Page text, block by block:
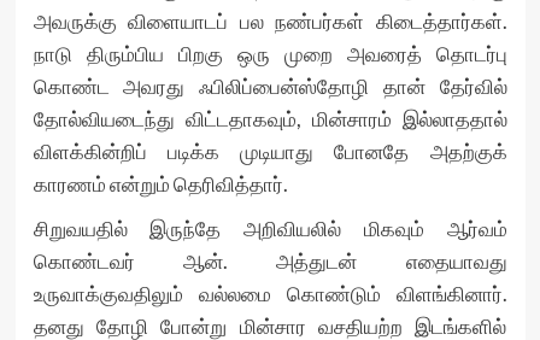
அவருக்கு விளையாடப் பல நண்பர்கள் கிடைத்தார்கள்.
நாடு திரும்பிய பிறகு ஒரு முறை அவரைத் தொடர்பு
கொண்ட அவரது ஃபிலிப்பைன்ஸ்தோழி தான் தேர்வில்
தோல்வியடைந்து விட்டதாகவும், மின்சாரம் இல்லாததால்
விளக்கின்றிப் படிக்க முடியாது போனதே அதற்குக்
காரணம் என்றும் தெரிவித்தார்.
சிறுவயதில் இருந்தே அறிவியலில் மிகவும் ஆர்வம்
கொண்டவர் ஆன். அத்துடன் எதையாவது
உருவாக்குவதிலும் வல்லமை கொண்டும் விளங்கினார்.
தனது தோழி போன்று மின்சார வசதியற்ற இடங்களில்